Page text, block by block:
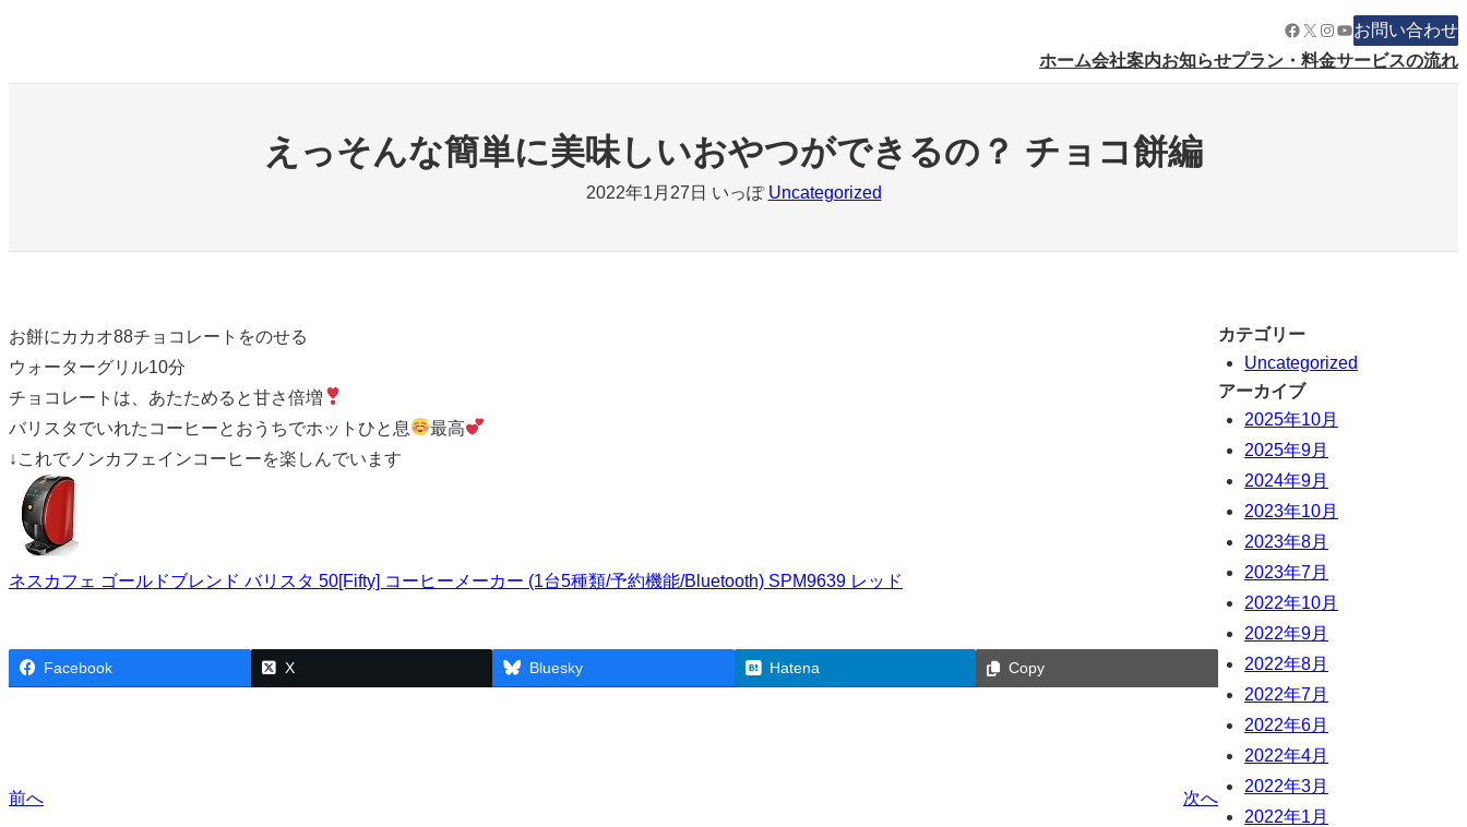
を
Facebook
X Instagram
YouTube
お問い合わせ
ホーム会社案内お知らせプラン・料金サービスの流れ
えっそんな簡単に美味しいおやつができるの？ チョコ餅編
2022年1月27日 いっぽ Uncategorized
お餅にカカオ88チョコレートをのせる
ウォーターグリル10分
チョコレートは、あたためると甘さ倍増
バリスタでいれたコーヒーとおうちでホットひと息
最高
↓これでノンカフェインコーヒーを楽しんでいます
ネスカフェ ゴールドブレンド バリスタ 50[Fifty] コーヒーメーカー (1台5種類/予約機能/Bluetooth) SPM9639 レッド
Facebook X Bluesky Hatena Copy
前へ 次へ
カテゴリー
Uncategorized
アーカイブ
2025年10月
2025年9月
2024年9月
2023年10月
2023年8月
2023年7月
2022年10月
2022年9月
2022年8月
2022年7月
2022年6月
2022年4月
2022年3月
2022年1月